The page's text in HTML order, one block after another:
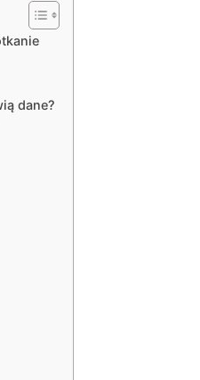
dane?